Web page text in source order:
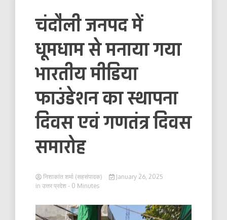
चंदौली जनपद में
धूमधाम से मनाया गया
भारतीय मीडिया
फाउंडेशन का स्थापना
दिवस एवं गणतंत्र दिवस
समारोह
निशाकांत शर्मा (सहसंपादक)
January 26, 2025
in उत्तर प्रदेश - 0 Minutes